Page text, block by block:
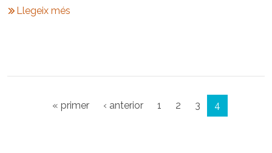
Llegeix més
« primerPrimera pàgina
‹ anteriorPàgina anterior
1 2 3 4